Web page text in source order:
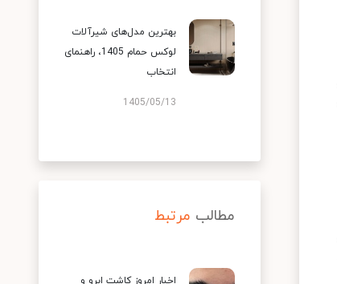
بهترین مدل‌های شیرآلات
لوکس حمام 1405، راهنمای
انتخاب
1405/05/13
مطالب مرتبط
اخبار امروز کاشت ابرو و